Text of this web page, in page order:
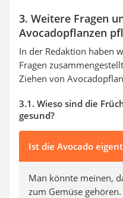
3. Weitere Fragen
Avocadopflanzen
In der Redaktion haben
Fragen
Ziehen von
3.1. Wieso sind die
gesund?
Ist die Avocado
Man könnte meinen,
zum Gemüse